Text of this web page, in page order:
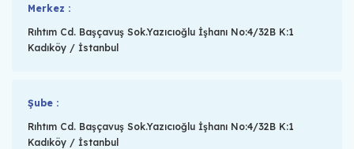
Merkez :
Rıhtım Cd. Başçavuş Sok.Yazıcıoğlu İşhanı No:4/32B K:1
Kadıköy / İstanbul
Şube :
Rıhtım Cd. Başçavuş Sok.Yazıcıoğlu İşhanı No:4/32B K:1
Kadıköy / İstanbul